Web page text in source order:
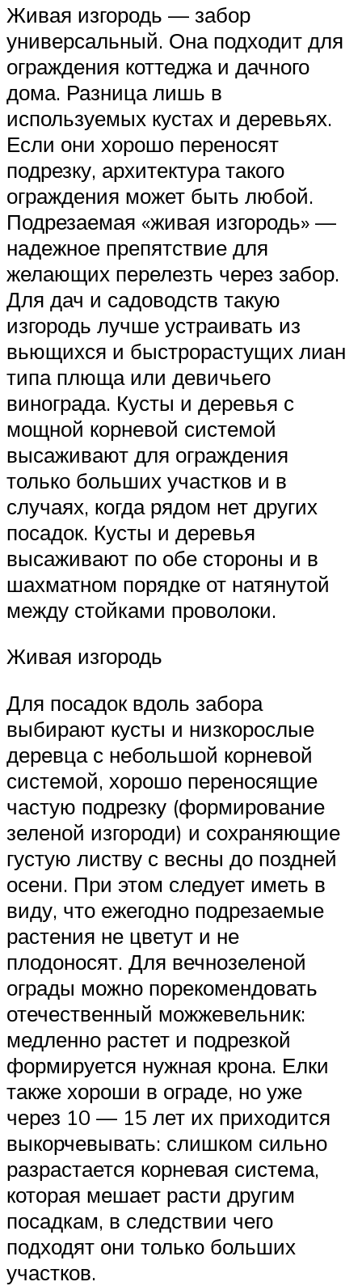
Живая изгородь — забор
универсальный. Она подходит для
ограждения коттеджа и дачного
дома. Разница лишь в
используемых кустах и деревьях.
Если они хорошо переносят
подрезку, архитектура такого
ограждения может быть любой.
Подрезаемая «живая изгородь» —
надежное препятствие для
желающих перелезть через забор.
Для дач и садоводств такую
изгородь лучше устраивать из
вьющихся и быстрорастущих лиан
типа плюща или девичьего
винограда. Кусты и деревья с
мощной корневой системой
высаживают для ограждения
только больших участков и в
случаях, когда рядом нет других
посадок. Кусты и деревья
высаживают по обе стороны и в
шахматном порядке от натянутой
между стойками проволоки.
Живая изгородь
Для посадок вдоль забора
выбирают кусты и низкорослые
деревца с небольшой корневой
системой, хорошо переносящие
частую подрезку (формирование
зеленой изгороди) и сохраняющие
густую листву с весны до поздней
осени. При этом следует иметь в
виду, что ежегодно подрезаемые
растения не цветут и не
плодоносят. Для вечнозеленой
ограды можно порекомендовать
отечественный можжевельник:
медленно растет и подрезкой
формируется нужная крона. Елки
также хороши в ограде, но уже
через 10 — 15 лет их приходится
выкорчевывать: слишком сильно
разрастается корневая система,
которая мешает расти другим
посадкам, в следствии чего
подходят они только больших
участков.